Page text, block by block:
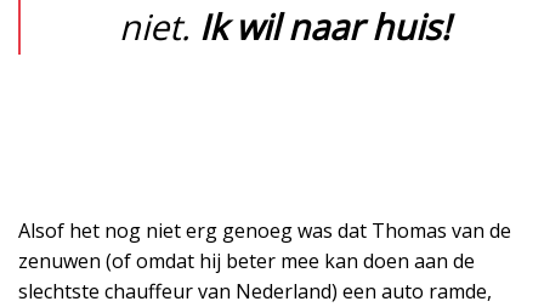
niet. Ik wil naar huis!
Alsof het nog niet erg genoeg was dat Thomas van de
zenuwen (of omdat hij beter mee kan doen aan de
slechtste chauffeur van Nederland) een auto ramde,